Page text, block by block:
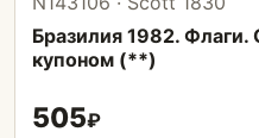
Бразилия 1982. Флаги.
купоном (**)
505₽